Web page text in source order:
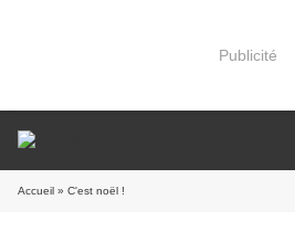
Publicité
Accueil » C'est noël !